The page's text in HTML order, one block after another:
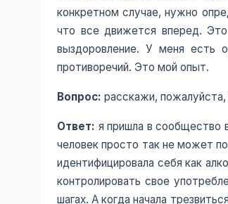
конкретном случае, нужно
что все движется вперед.
выздоровление. У меня есть
противоречий. Это мой опыт.
Вопрос: расскажи,
Ответ: я пришла в сообщество
человек просто так не может
идентифицировала себя как
контролировать свое
шагах. А когда начала